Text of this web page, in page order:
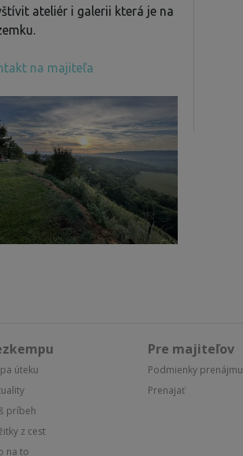
ateliér i galerii která je na
na majiteľa
úteku
príbeh
z cest
na to
Pre majiteľov
Podmienky prenájmu
Prenajať